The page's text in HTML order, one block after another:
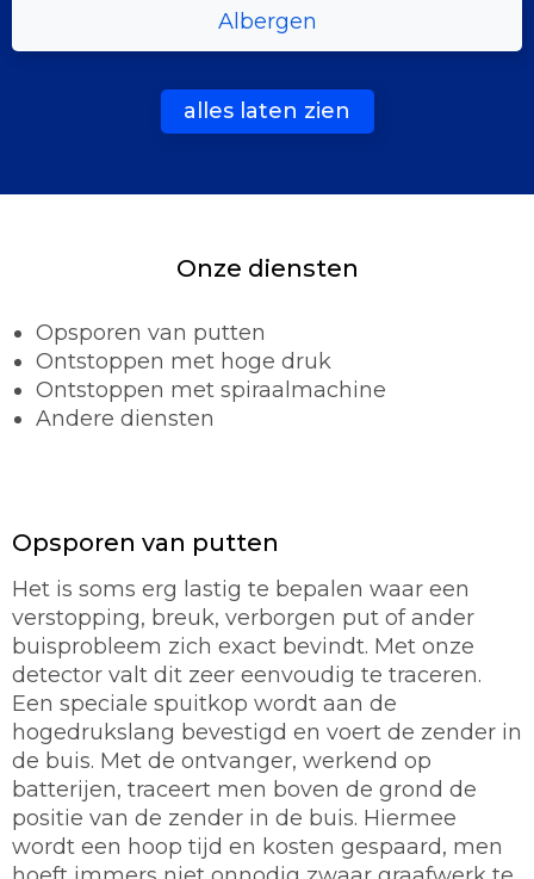
Albergen
alles laten zien
Onze diensten
Opsporen van putten
Ontstoppen met hoge druk
Ontstoppen met spiraalmachine
Andere diensten
Opsporen van putten
Het is soms erg lastig te bepalen waar een
verstopping, breuk, verborgen put of ander
buisprobleem zich exact bevindt. Met onze
detector valt dit zeer eenvoudig te traceren.
Een speciale spuitkop wordt aan de
hogedrukslang bevestigd en voert de zender in
de buis. Met de ontvanger, werkend op
batterijen, traceert men boven de grond de
positie van de zender in de buis. Hiermee
wordt een hoop tijd en kosten gespaard, men